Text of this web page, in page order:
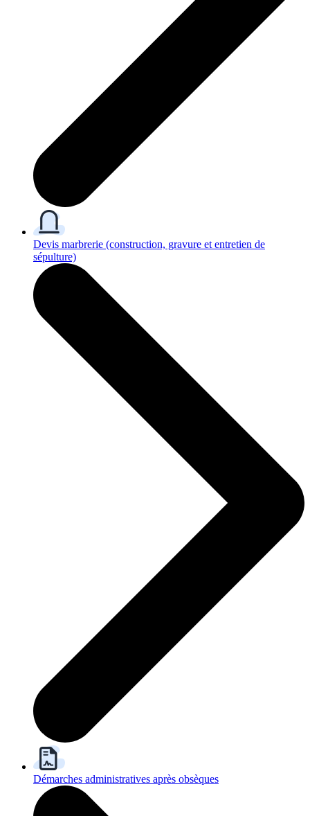
Devis marbrerie (construction, gravure et entretien de
sépulture)
Démarches administratives après obsèques